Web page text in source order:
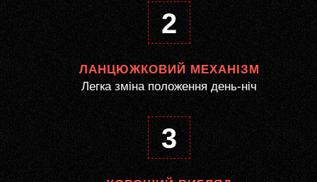
2
ЛАНЦЮЖКОВИЙ МЕХАНІЗМ
Легка зміна положення день-ніч
3